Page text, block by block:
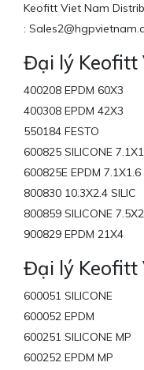
Keofitt Viet Nam
:
Đại lý Keofitt
400208 EPDM 60X3
400308 EPDM 42X3
550184 FESTO
600825 SILICONE
600825E EPDM 7.1X1.6
800830 10.3X2.4 SILIC
800859 SILICONE
900829 EPDM 21X4
Đại lý Keofitt
600051 SILICONE
600052 EPDM
600251 SILICONE MP
600252 EPDM MP